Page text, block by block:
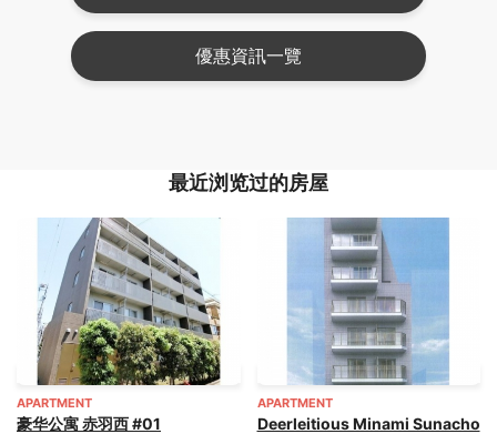
優惠資訊一覽
最近浏览过的房屋
APARTMENT
豪华公寓 赤羽西 #01
APARTMENT
Deerleitious Minami Sunacho